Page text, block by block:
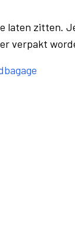
laten zitten.
verpakt